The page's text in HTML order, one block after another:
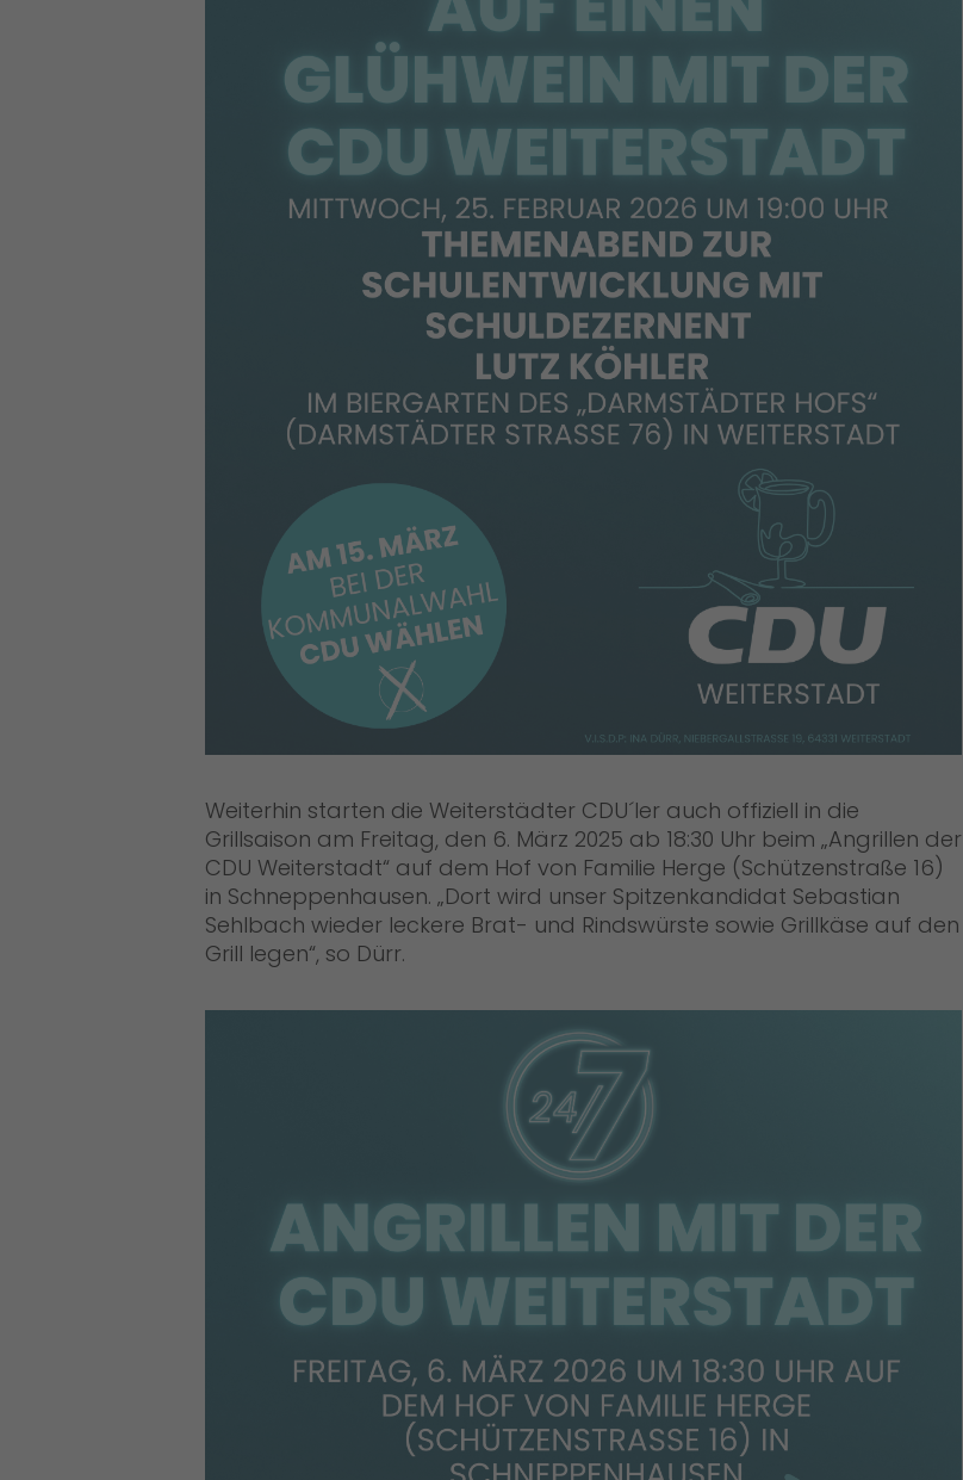
Weiterhin starten die Weiterstädter CDU´ler auch offiziell in die
Grillsaison am Freitag, den 6. März 2025 ab 18:30 Uhr beim „Angrillen der
CDU Weiterstadt“ auf dem Hof von Familie Herge (Schützenstraße 16)
in Schneppenhausen. „Dort wird unser Spitzenkandidat Sebastian
Sehlbach wieder leckere Brat- und Rindswürste sowie Grillkäse auf den
Grill legen“, so Dürr.